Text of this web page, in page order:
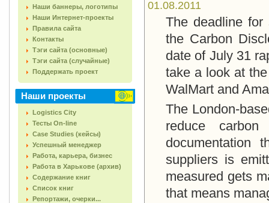
Наши баннеры, логотипы
Наши Интернет-проекты
Правила сайта
Контакты
Тэги сайта (основные)
Тэги сайта (случайные)
Поддержать проект
Наши проекты
Logistics City
Тесты On-line
Case Studies (кейсы)
Успешный менеджер
Работа, карьера, бизнес
Работа в Харькове (архив)
Содержание книг
Список книг
Репортажи, очерки...
01.08.2011
The deadline for
the Carbon
date of July 31
take a look at
WalMart and
The London-
reduce
documentation
suppliers is
measured gets
that means